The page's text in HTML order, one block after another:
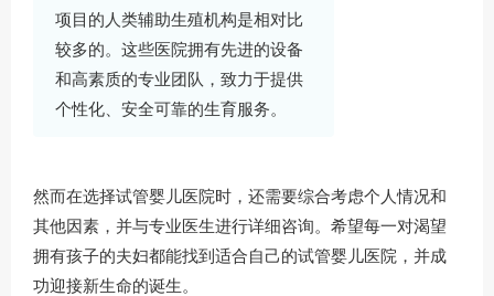
项目的人类辅助生殖机构是相对比
较多的。这些医院拥有先进的设备
和高素质的专业团队，致力于提供
个性化、安全可靠的生育服务。
然而在选择试管婴儿医院时，还需要综合考虑个人情况和
其他因素，并与专业医生进行详细咨询。希望每一对渴望
拥有孩子的夫妇都能找到适合自己的试管婴儿医院，并成
功迎接新生命的诞生。